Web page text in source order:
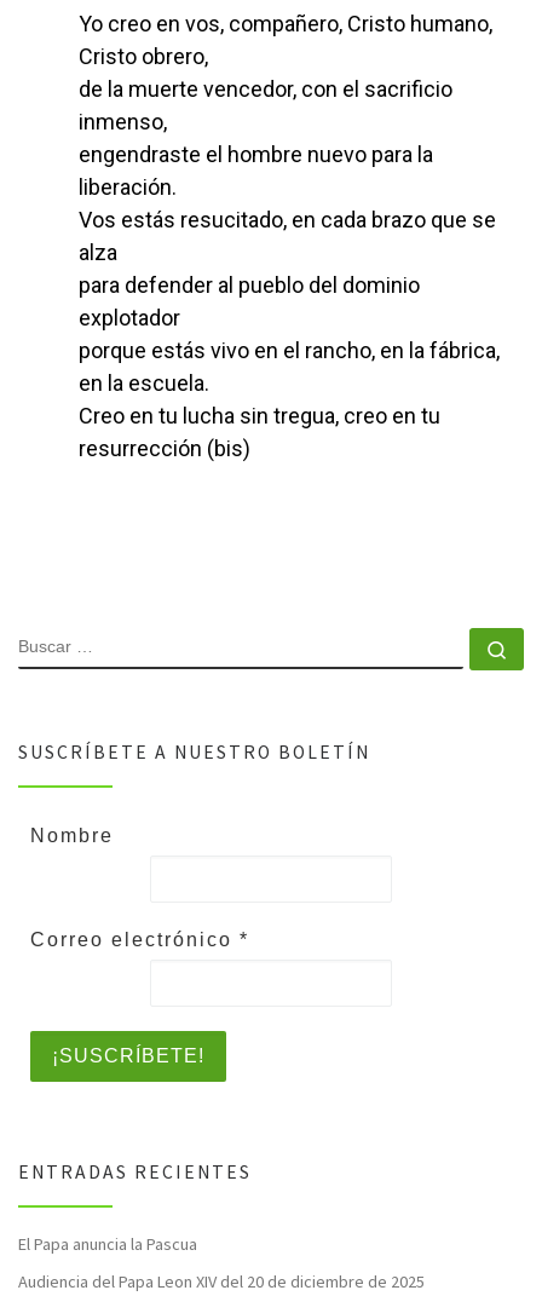
Yo creo en vos, compañero, Cristo humano,
Cristo obrero,
de la muerte vencedor, con el sacrificio
inmenso,
engendraste el hombre nuevo para la
liberación.
Vos estás resucitado, en cada brazo que se
alza
para defender al pueblo del dominio
explotador
porque estás vivo en el rancho, en la fábrica,
en la escuela.
Creo en tu lucha sin tregua, creo en tu
resurrección (bis)
SUSCRÍBETE A NUESTRO BOLETÍN
Nombre
Correo electrónico *
ENTRADAS RECIENTES
El Papa anuncia la Pascua
Audiencia del Papa Leon XIV del 20 de diciembre de 2025